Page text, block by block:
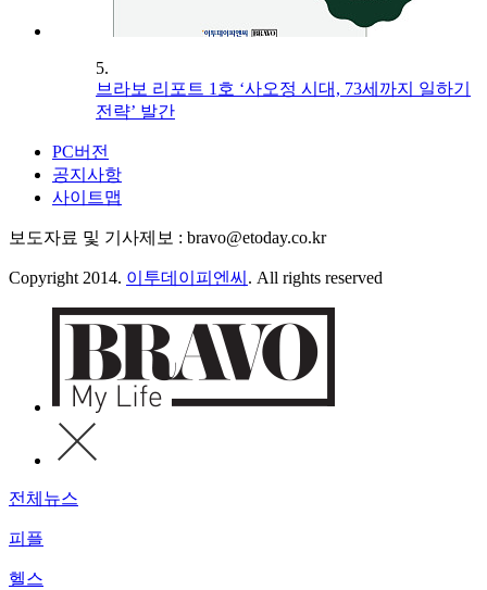
5.
브라보 리포트 1호 ‘사오정 시대, 73세까지 일하기
전략’ 발간
PC버전
공지사항
사이트맵
보도자료 및 기사제보 : bravo@etoday.co.kr
Copyright 2014. 이투데이피엔씨 . All rights reserved
전체뉴스
피플
헬스